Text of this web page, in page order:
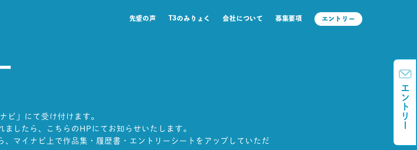
先輩の声 T3のみりょく 会社について 募集要項 エントリー
エントリー
ビ」にて受け付けます。
ましたら、こちらのHPにてお知らせいたします。
、マイナビ上で作品集・履歴書・エントリーシートをアップしていただ